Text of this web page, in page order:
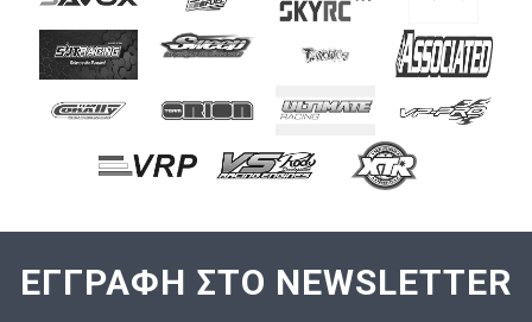
ΕΓΓΡΑΦΗ ΣΤΟ NEWSLETTER